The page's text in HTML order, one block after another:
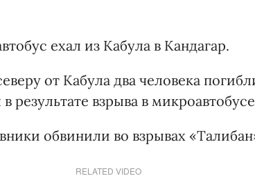
ехал из Кабула в Кандагар.
от Кабула два человека
результате взрыва в
обвинили во взрывах
RELATED VIDEO